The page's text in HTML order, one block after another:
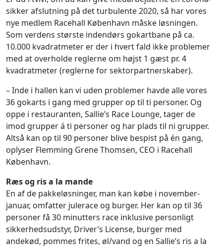
sikker afslutning på det turbulente 2020, så har vores
nye medlem Racehall København måske løsningen.
Som verdens største indendørs gokartbane på ca.
10.000 kvadratmeter er der i hvert fald ikke problemer
med at overholde reglerne om højst 1 gæst pr. 4
kvadratmeter (reglerne for sektorpartnerskaber).
– Inde i hallen kan vi uden problemer havde alle vores
36 gokarts i gang med grupper op til ti personer. Og
oppe i restauranten, Sallie’s Race Lounge, tager de
imod grupper á ti personer og har plads til ni grupper.
Altså kan op til 90 personer blive bespist på én gang,
oplyser Flemming Grene Thomsen, CEO i Racehall
København.
Ræs og ris a la mande
En af de pakkeløsninger, man kan købe i november-
januar, omfatter julerace og burger. Her kan op til 36
personer få 30 minutters race inklusive personligt
sikkerhedsudstyr, Driver’s License, burger med
andekød, pommes frites, øl/vand og en Sallie’s ris a la